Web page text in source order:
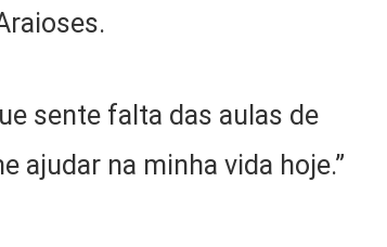
sente falta das aulas de
ajudar na minha vida hoje.”